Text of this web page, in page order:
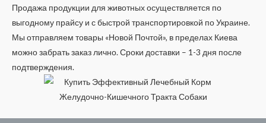
Продажа продукции для животных осуществляется по
выгодному прайсу и с быстрой транспортировкой по Украине.
Мы отправляем товары «Новой Почтой», в пределах Киева
можно забрать заказ лично. Сроки доставки – 1-3 дня после
подтверждения.